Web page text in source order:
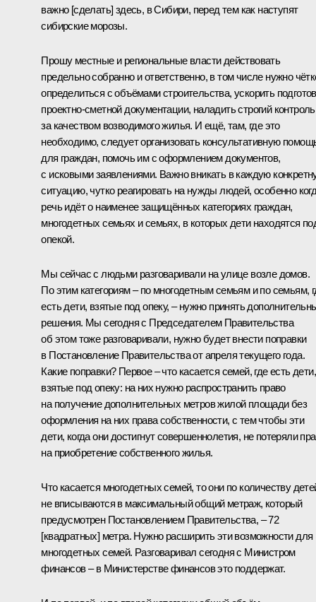
важно [сделать] здесь, в Сибири, перед тем как наступят
сибирские морозы.
Прошу местные и региональные власти действовать
предельно собранно и ответственно, в том числе нужно
определиться с объёмами строительства, ускорить
проектно-сметной документации, наладить строгий контроль
за качеством возводимого жилья. И ещё, там, где это
необходимо, следует организовать консультативную
для граждан, помочь им с оформлением документов,
с исковыми заявлениями. Важно вникать в каждую
ситуацию, чутко реагировать на нужды людей, особенно
речь идёт о наименее защищённых категориях граждан,
многодетных семьях и семьях, в которых дети находятся
опекой.
Мы сейчас с людьми разговаривали на улице возле домов.
По этим категориям – по многодетным семьям и по семьям,
есть дети, взятые под опеку, – нужно принять
решения. Мы сегодня с Председателем Правительства
об этом тоже разговаривали, нужно будет внести поправки
в Постановление Правительства от апреля текущего года.
Какие поправки? Первое – что касается семей, где есть дети,
взятые под опеку: на них нужно распространить право
на получение дополнительных метров жилой площади без
оформления на них права собственности, с тем чтобы эти
дети, когда они достигнут совершеннолетия, не потеряли
на приобретение собственного жилья.
Что касается многодетных семей, то они по количеству
не вписываются в максимальный общий метраж, который
предусмотрен Постановлением Правительства, – 72
[квадратных] метра. Нужно расширить эти возможности для
многодетных семей. Разговаривал сегодня с Министром
финансов – в Министерстве финансов это поддержат.